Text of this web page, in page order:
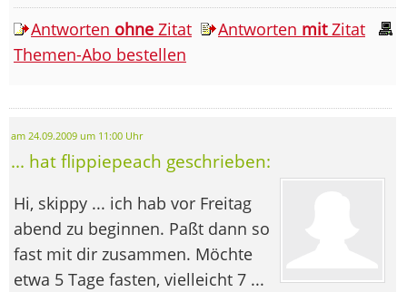
Antworten ohne Zitat Antworten mitZitat
Themen-Abo bestellen
am 24.09.2009 um 11:00 Uhr
... hat flippiepeach geschrieben:
Hi, skippy ... ich hab vor Freitag
abend zu beginnen. Paßt dann so
fast mit dir zusammen. Möchte
etwa 5 Tage fasten, vielleicht 7 ...